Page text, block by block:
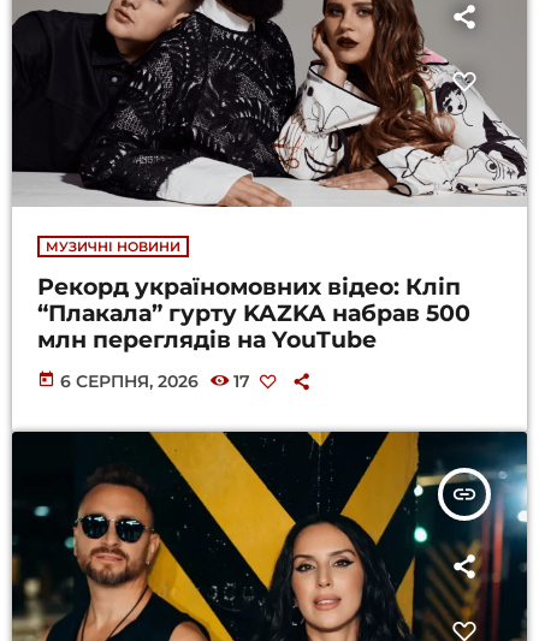
МУЗИЧНІ НОВИНИ
Рекорд україномовних відео: Кліп
“Плакала” гурту KAZKA набрав 500
млн переглядів на YouTube
today 6 СЕРПНЯ, 2026 17
insert_link